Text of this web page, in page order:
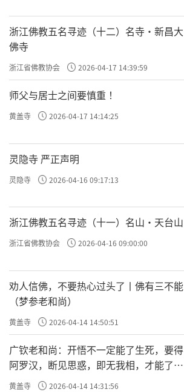
浙江佛教五名寻迹（十二）名寺·新昌大
佛寺
浙江省佛教协会 2026-04-17 14:39:59
师父与居士之间要慎重 ！
黄盖寺 2026-04-17 14:14:25
灵隐寺 严正声明
灵隐寺 2026-04-16 09:17:13
浙江佛教五名寻迹（十一）名山·天台山
浙江省佛教协会 2026-04-16 09:00:00
劝人信佛，不要热心过头了丨佛有三不能
（梦参老和尚）
黄盖寺 2026-04-14 14:50:51
广钦老和尚：开悟不一定能了生死，要得
阿罗汉，断见思惑，即无我相，才能了生
死
黄盖寺 2026-04-14 14:31:56